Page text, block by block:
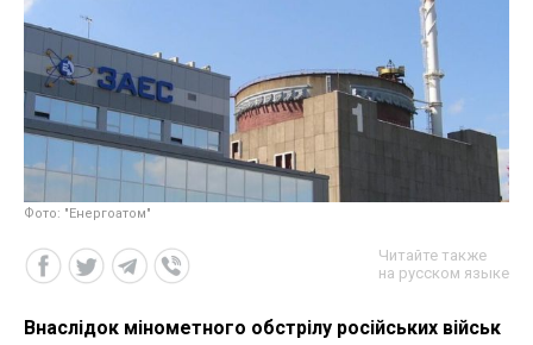
Фото: "Енергоатом"
Читайте также
на русском языке
Внаслідок мінометного обстрілу російських військ